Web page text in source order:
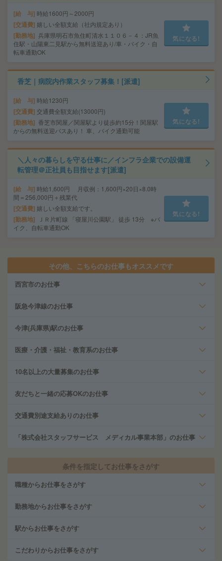
給 与 時給1600円～2000円
交通費 嬉しい全額支給（社内規定あり）
勤務地 兵庫県明石市魚住町清水１１０６－４：JR魚
住駅・山陽東二見駅から無料送迎あり/車・バイク・自
転車通勤OK
気になる!
香芝｜病院内作業スタッフ募集！[派遣]
給 与 時給1230円
交通費 交通費全額支給(13000円)
勤務地 香芝市関屋／関屋駅より徒歩約15分！関屋駅
からの無料送迎バスあり！ 車、バイク通勤可能
気になる!
＼人々の暮らしを守る仕事に／インフラ企業での設備運
転管理＠正社員も目指せます[派遣]
給 与 時給1,600円 月収例：1,600円×20日×8.0時
間＝256,000円＋残業代
交通費 嬉しい全額支給です。
勤務地
ＪＲ片町線 「寝屋川公園駅」 徒歩 13分 ※バ
イク、自転車通勤OK
気になる!
その他、こちらのお仕事もオススメです
西宮市のお仕事
阪急今津線のお仕事
今津(兵庫県)駅のお仕事
医療・介護・福祉・教育系のお仕事
10名以上の大量募集のお仕事
友だちと一緒の応募OKのお仕事
交通費別途支給ありのお仕事
「株式会社スタッフサービス メディカル事業本部」のお仕事
条件を指定してお仕事をさがす
職種からお仕事をさがす
勤務地からお仕事をさがす
駅からお仕事をさがす
こだわりからお仕事をさがす